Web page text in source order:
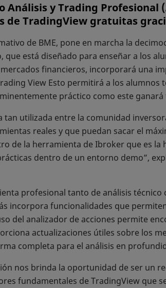
Análisis y Trading
de TradingView gratuitas
de BME, pone en marcha la
que está diseñado para enseñar a los
financieros, incorporará una
View Esto permitirá a los alumnos
práctico como este
utilizada entre la comunidad
reales y que puedan sacar el
de la herramienta de Ibroker que es
dentro de un entorno demo”,
profesional tanto de análisis
incorpora funcionalidades que
del analizador de acciones permite
actualizaciones útiles sobre los
completa para el análisis en
nos brinda la oportunidad de ser un
fundamentales de TradingView que